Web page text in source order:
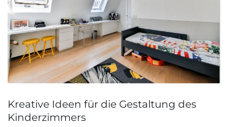
Kreative Ideen für die Gestaltung des
Kinderzimmers